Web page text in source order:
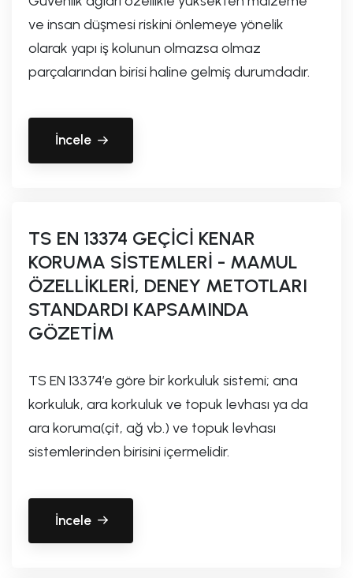
ve insan düşmesi riskini önlemeye yönelik
olarak yapı iş kolunun olmazsa olmaz
parçalarından birisi haline gelmiş durumdadır.
İncele
TS EN 13374 GEÇİCİ KENAR
KORUMA SİSTEMLERİ - MAMUL
ÖZELLİKLERİ, DENEY METOTLARI
STANDARDI KAPSAMINDA
GÖZETİM
TS EN 13374’e göre bir korkuluk sistemi; ana
korkuluk, ara korkuluk ve topuk levhası ya da
ara koruma(çit, ağ vb.) ve topuk levhası
sistemlerinden birisini içermelidir.
İncele